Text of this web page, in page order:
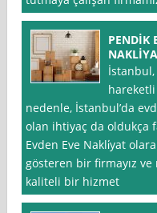
PENDİK
İstanbul,
nedenle, İstanbul’da
olan ihtiyaç da oldukça
Evden Eve Nakli̇yat
gösteren bir firmayız
kaliteli bir hizmet